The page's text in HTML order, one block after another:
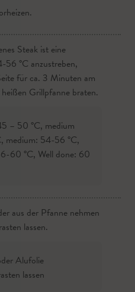
Steak ist eine
56 °C anzustreben,
für ca. 3 Minuten am
Grillpfanne braten.
– 50 °C, medium
medium: 54-56 °C,
60 °C, Well done: 60
aus der Pfanne nehmen
lassen.
Alufolie
lassen